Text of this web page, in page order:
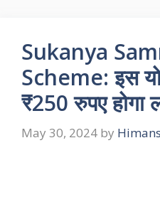
Sukanya
Scheme: इस
₹250 रुपए होगा
May 30, 2024 by